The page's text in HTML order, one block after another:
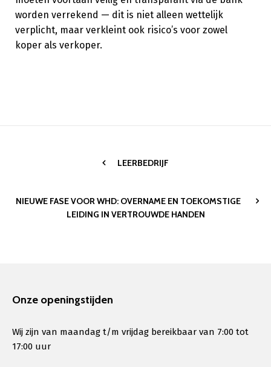
worden verrekend — dit is niet alleen wettelijk
verplicht, maar verkleint ook risico’s voor zowel
koper als verkoper.
LEERBEDRIJF
NIEUWE FASE VOOR WHD: OVERNAME EN TOEKOMSTIGE
LEIDING IN VERTROUWDE HANDEN
Onze openingstijden
Wij zijn van maandag t/m vrijdag bereikbaar van 7:00 tot
17:00 uur